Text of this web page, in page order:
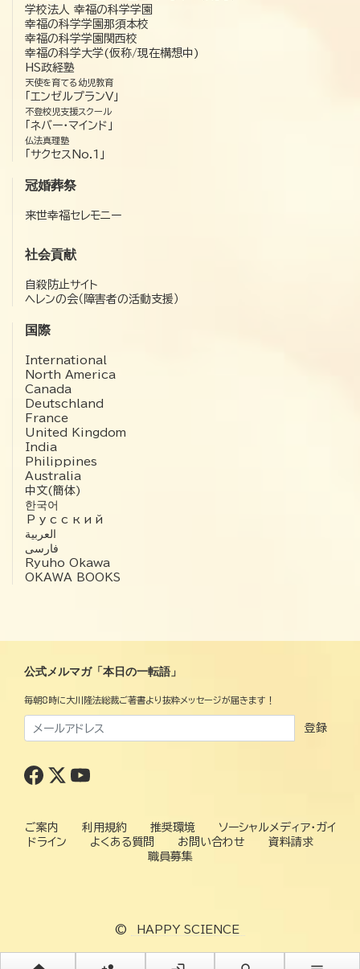
学校法人 幸福の科学学園
幸福の科学学園那須本校
幸福の科学学園関西校
幸福の科学大学(仮称/現在構想中)
HS政経塾
天使を育てる幼児教育
「エンゼルプランV」
不登校児支援スクール
「ネバー・マインド」
仏法真理塾
「サクセスNo.1」
冠婚葬祭
来世幸福セレモニー
社会貢献
自殺防止サイト
ヘレンの会（障害者の活動支援）
国際
International
North America
Canada
Deutschland
France
United Kingdom
India
Philippines
Australia
中文(簡体)
한국어
Русский
العربية‏
فارسی
Ryuho Okawa
OKAWA BOOKS
公式メルマガ「本日の一転語」
毎朝8時に大川隆法総裁ご著書より抜粋メッセージが届きます！
登録
ご案内 利用規約 推奨環境
ソーシャルメディア・ガイ
ドライン
よくある質問 お問い合わせ
資料請求
職員募集
© HAPPY SCIENCE